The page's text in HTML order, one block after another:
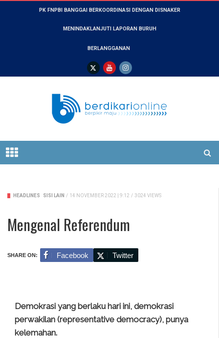
PK FNPBI BANGGAI BERKOORDINASI DENGAN DISNAKER
MENINDAKLANJUTI LAPORAN BURUH
BERLANGGANAN
HEADLINES SISI LAIN / 14 NOVEMBER 2022 | 9:12 / 3024 VIEWS
Mengenal Referendum
SHARE ON: Facebook Twitter
Demokrasi yang berlaku hari ini, demokrasi
perwakilan (representative democracy), punya
kelemahan.